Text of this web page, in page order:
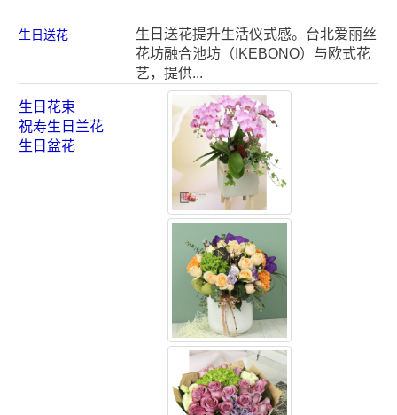
生日送花
生日送花提升生活仪式感。台北爱丽丝
花坊融合池坊（IKEBONO）与欧式花
艺，提供...
生日花束
祝寿生日兰花
生日盆花